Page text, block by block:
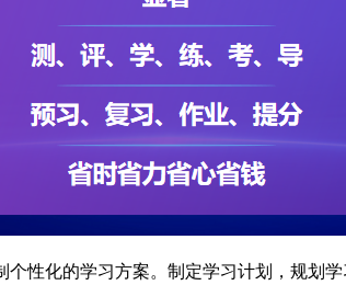
性化的学习方案。制定学习计划，规划